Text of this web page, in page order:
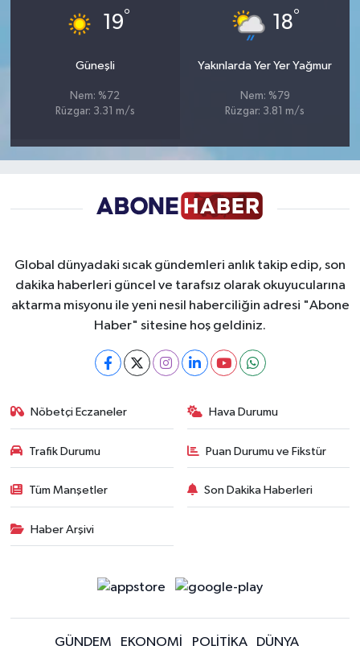
19°
Güneşli
Nem: %72
Rüzgar: 3.31 m/s
18°
Yakınlarda Yer Yer Yağmur
Nem: %79
Rüzgar: 3.81 m/s
Global dünyadaki sıcak gündemleri anlık takip edip, son
dakika haberleri güncel ve tarafsız olarak okuyucularına
aktarma misyonu ile yeni nesil haberciliğin adresi "Abone
Haber" sitesine hoş geldiniz.
Nöbetçi Eczaneler Hava Durumu
Trafik Durumu Puan Durumu ve Fikstür
Tüm Manşetler Son Dakika Haberleri
Haber Arşivi
GÜNDEM EKONOMİ POLİTİKA DÜNYA